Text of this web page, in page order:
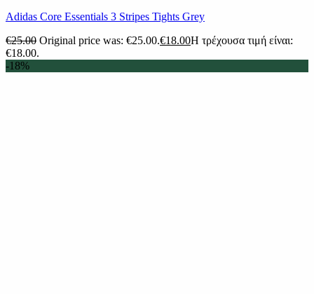
Adidas Core Essentials 3 Stripes Tights Grey
€25.00 Original price was: €25.00.€18.00Η τρέχουσα τιμή είναι:
€18.00.
-18%